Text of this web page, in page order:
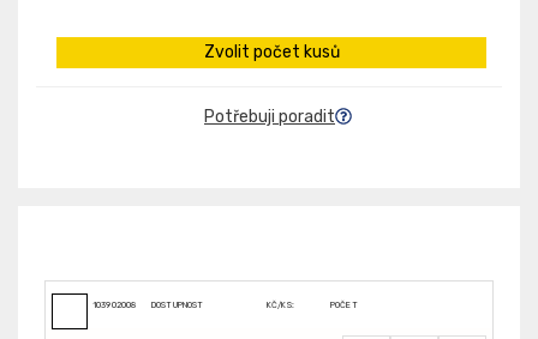
Zvolit počet kusů
Potřebuji poradit
103902008 DOSTUPNOST KČ/KS: POČET